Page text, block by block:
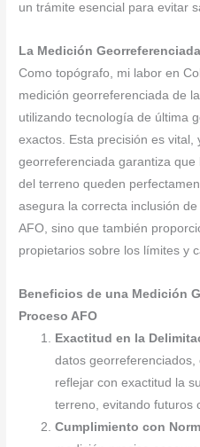
un trámite esencial para evitar
La Medición
Como topógrafo, mi labor en
medición georreferenciada de
utilizando tecnología de última
exactos. Esta precisión es vital,
georreferenciada garantiza
del terreno queden
asegura la correcta inclusión
AFO, sino que también
propietarios sobre los límites y
Beneficios de una Medición
Proceso AFO
Exactitud en la
datos georreferenciados,
reflejar con exactitud la
terreno, evitando futuros
Cumplimiento con